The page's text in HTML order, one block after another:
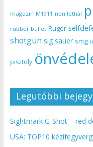
magazin M1911 non lethal
rubber bullet Ruger
shotgun sig sauer smg
pisztoly
Legutóbbi
Sightmark G-Shot – red
USA: TOP10